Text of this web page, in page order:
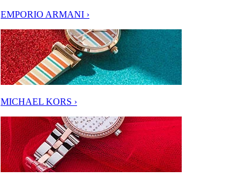
EMPORIO ARMANI ›
MICHAEL KORS ›